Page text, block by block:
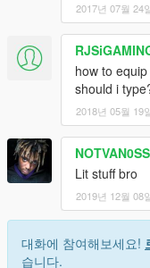
2017년 07월 24
how to
should i
2018년 05월 19
NOTVAN0SS
Lit stuff bro
2019년 12월 08
대화에 참여해보세요!
습니다.